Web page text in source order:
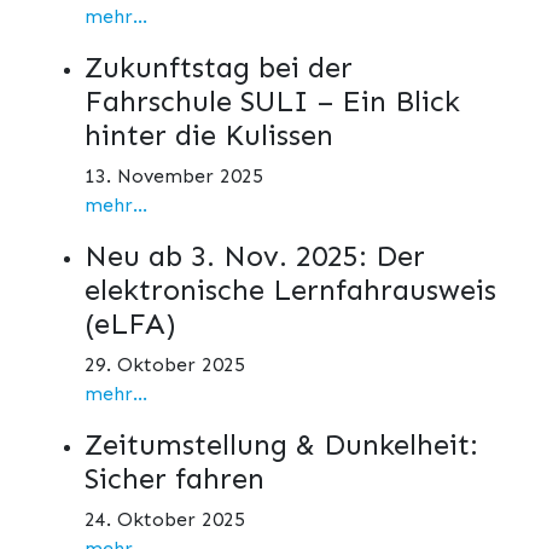
mehr...
Zukunftstag bei der
Fahrschule SULI – Ein Blick
hinter die Kulissen
13. November 2025
mehr...
Neu ab 3. Nov. 2025: Der
elektronische Lernfahrausweis
(eLFA)
29. Oktober 2025
mehr...
Zeitumstellung & Dunkelheit:
Sicher fahren
24. Oktober 2025